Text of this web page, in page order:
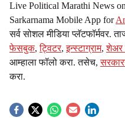
Live Political Marathi News
Sarkarnama Mobile App for
सर्व सोशल मीडिया प्लॅटफॉर्मवर.
फेसबुक,ट्विटर,इन्स्टाग्राम,शेअर
आम्हाला फॉलो करा. तसेच,
करा.